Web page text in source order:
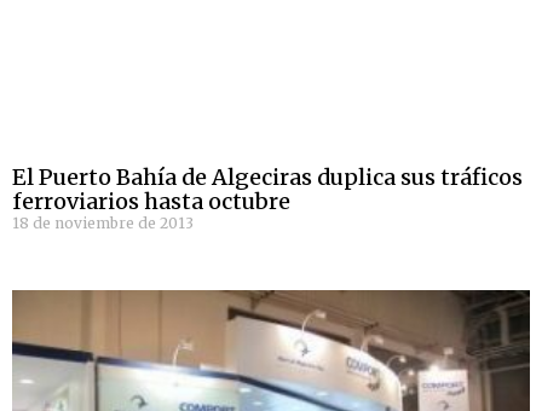
El Puerto Bahía de Algeciras duplica sus tráficos
ferroviarios hasta octubre
18 de noviembre de 2013